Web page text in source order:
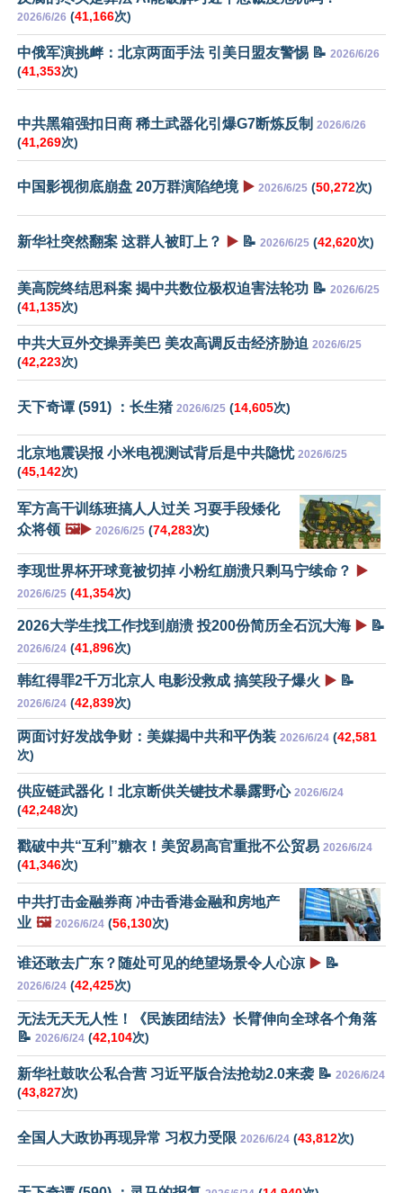
2026/6/26 (41,166次)
中俄军演挑衅：北京两面手法 引美日盟友警惕 📝 2026/6/26
(41,353次)
中共黑箱强扣日商 稀土武器化引爆G7断炼反制 2026/6/26
(41,269次)
中国影视彻底崩盘 20万群演陷绝境 ▶️ 2026/6/25 (50,272次)
新华社突然翻案 这群人被盯上？ ▶️ 📝 2026/6/25 (42,620次)
美高院终结思科案 揭中共数位极权迫害法轮功 📝 2026/6/25
(41,135次)
中共大豆外交操弄美巴 美农高调反击经济胁迫 2026/6/25
(42,223次)
天下奇谭 (591) ：长生猪 2026/6/25 (14,605次)
北京地震误报 小米电视测试背后是中共隐忧 2026/6/25
(45,142次)
军方高干训练班搞人人过关 习耍手段矮化
众将领 🖼️▶️ 2026/6/25 (74,283次)
李现世界杯开球竟被切掉 小粉红崩溃只剩马宁续命？ ▶️
2026/6/25 (41,354次)
2026大学生找工作找到崩溃 投200份简历全石沉大海 ▶️ 📝
2026/6/24 (41,896次)
韩红得罪2千万北京人 电影没救成 搞笑段子爆火 ▶️ 📝
2026/6/24 (42,839次)
两面讨好发战争财：美媒揭中共和平伪装 2026/6/24 (42,581
次)
供应链武器化！北京断供关键技术暴露野心 2026/6/24
(42,248次)
戳破中共“互利”糖衣！美贸易高官重批不公贸易 2026/6/24
(41,346次)
中共打击金融券商 冲击香港金融和房地产
业 🖼️ 2026/6/24 (56,130次)
谁还敢去广东？随处可见的绝望场景令人心凉 ▶️ 📝
2026/6/24 (42,425次)
无法无天无人性！《民族团结法》长臂伸向全球各个角落
📝 2026/6/24 (42,104次)
新华社鼓吹公私合营 习近平版合法抢劫2.0来袭 📝 2026/6/24
(43,827次)
全国人大政协再现异常 习权力受限 2026/6/24 (43,812次)